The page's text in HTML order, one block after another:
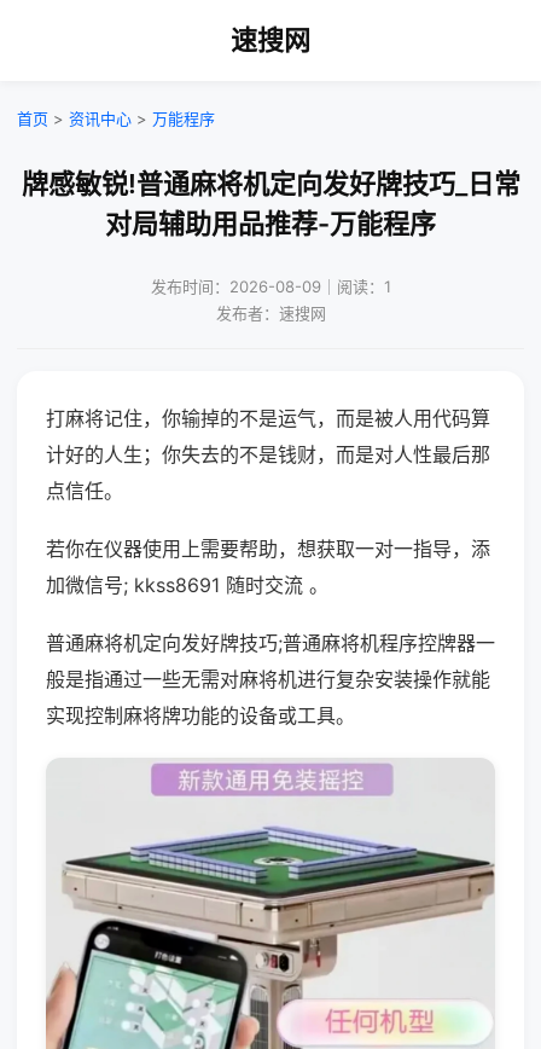
速搜网
首页 > 资讯中心 > 万能程序
牌感敏锐!普通麻将机定向发好牌技巧_日常
对局辅助用品推荐-万能程序
发布时间：2026-08-09｜阅读：1
发布者：速搜网
打麻将记住，你输掉的不是运气，而是被人用代码算
计好的人生；你失去的不是钱财，而是对人性最后那
点信任。
若你在仪器使用上需要帮助，想获取一对一指导，添
加微信号; kkss8691 随时交流 。
普通麻将机定向发好牌技巧;普通麻将机程序控牌器一
般是指通过一些无需对麻将机进行复杂安装操作就能
实现控制麻将牌功能的设备或工具。